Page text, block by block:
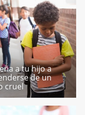
a tu hijo a
de un
cruel